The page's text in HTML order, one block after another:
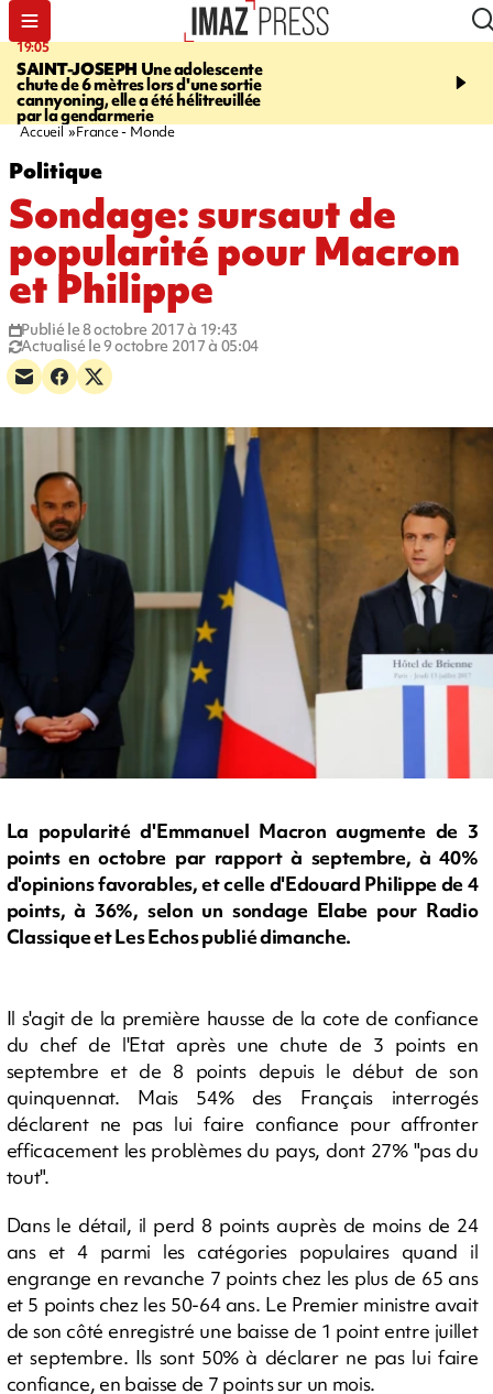
19:05
SAINT-JOSEPH Une adolescente
chute de 6 mètres lors d'une sortie
cannyoning, elle a été hélitreuillée
par la gendarmerie
20:44
rouée de coups,
Accueil France - Monde
Politique
Sondage: sursaut de
popularité pour Macron
et Philippe
Publié le 8 octobre 2017 à 19:43
Actualisé le 9 octobre 2017 à 05:04
La popularité d'Emmanuel Macron augmente de 3
points en octobre par rapport à septembre, à 40%
d'opinions favorables, et celle d'Edouard Philippe de 4
points, à 36%, selon un sondage Elabe pour Radio
Classique et Les Echos publié dimanche.
Il s'agit de la première hausse de la cote de confiance
du chef de l'Etat après une chute de 3 points en
septembre et de 8 points depuis le début de son
quinquennat. Mais 54% des Français interrogés
déclarent ne pas lui faire confiance pour affronter
efficacement les problèmes du pays, dont 27% "pas du
tout".
Dans le détail, il perd 8 points auprès de moins de 24
ans et 4 parmi les catégories populaires quand il
engrange en revanche 7 points chez les plus de 65 ans
et 5 points chez les 50-64 ans. Le Premier ministre avait
de son côté enregistré une baisse de 1 point entre juillet
et septembre. Ils sont 50% à déclarer ne pas lui faire
confiance, en baisse de 7 points sur un mois.